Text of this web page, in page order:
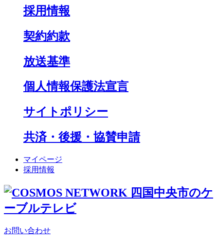
採用情報
契約約款
放送基準
個人情報保護法宣言
サイトポリシー
共済・後援・協賛申請
マイページ
採用情報
お問い合わせ